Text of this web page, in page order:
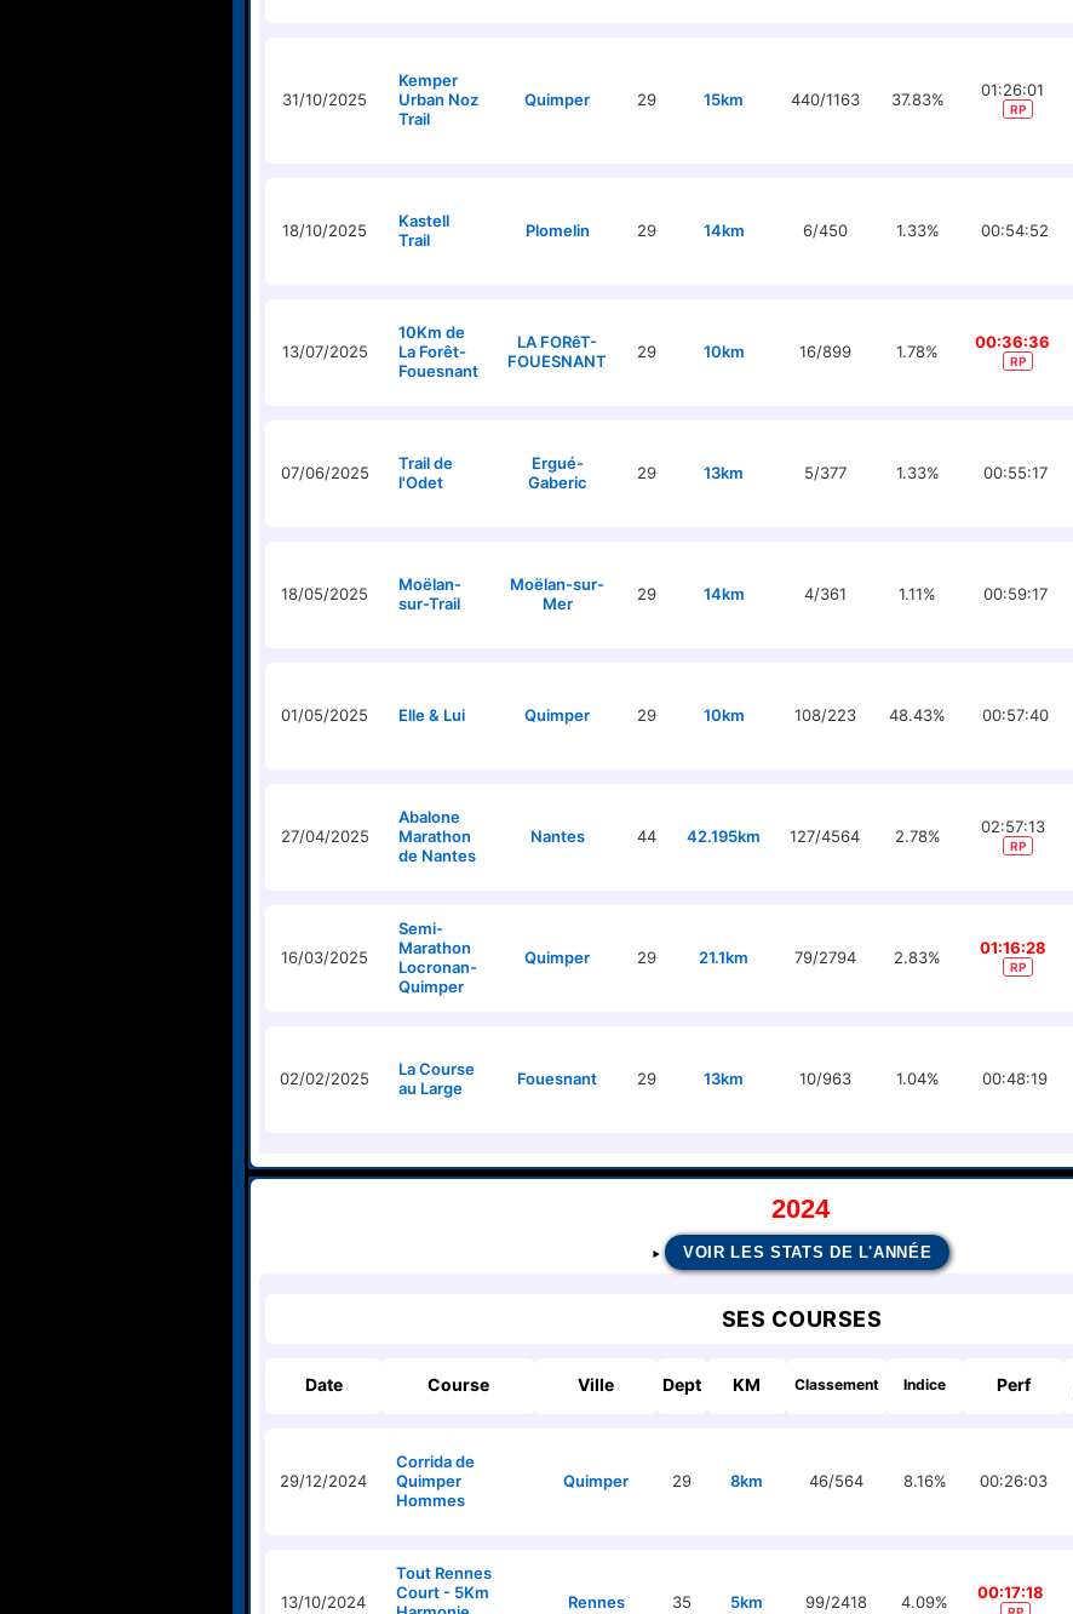
31/10/2025
Kemper
Urban Noz
Trail
Quimper 29 15km 440/1163 37.83% 01:26:01
RP
18/10/2025
Kastell
Trail
Plomelin 29 14km 6/450 1.33% 00:54:52
13/07/2025
10Km de
La Forêt-
Fouesnant
LA FORêT-
FOUESNANT
29 10km 16/899 1.78% 00:36:36
RP
07/06/2025
Trail de
l'Odet
Ergué-
Gaberic
29 13km 5/377 1.33% 00:55:17
18/05/2025
Moëlan-
sur-Trail
Moëlan-sur-
Mer
29 14km 4/361 1.11% 00:59:17
01/05/2025 Elle & Lui Quimper 29 10km 108/223 48.43% 00:57:40
27/04/2025
Abalone
Marathon
de Nantes
Nantes 44 42.195km 127/4564 2.78% 02:57:13
RP
16/03/2025
Semi-
Marathon
Locronan-
Quimper
Quimper 29 21.1km 79/2794 2.83% 01:16:28
RP
02/02/2025
La Course
au Large
Fouesnant 29 13km 10/963 1.04% 00:48:19
2024
VOIR LES STATS DE L'ANNÉE
SES COURSES
Date Course Ville Dept KM Classement Indice Perf
29/12/2024
Corrida de
Quimper
Hommes
Quimper 29 8km 46/564 8.16% 00:26:03
13/10/2024
Tout Rennes
Court - 5Km
Rennes 35 5km 99/2418 4.09% 00:17:18